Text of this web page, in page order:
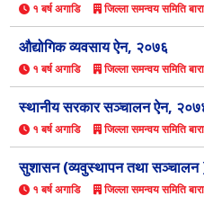
१ बर्ष अगाडि जिल्ला समन्वय समिति बारा
औद्योगिक व्यवसाय ऐन, २०७६
१ बर्ष अगाडि जिल्ला समन्वय समिति बारा
स्थानीय सरकार सञ्चालन ऐन,
१ बर्ष अगाडि जिल्ला समन्वय समिति बारा
सुशासन (व्यवुस्थापन तथा
१ बर्ष अगाडि जिल्ला समन्वय समिति बारा